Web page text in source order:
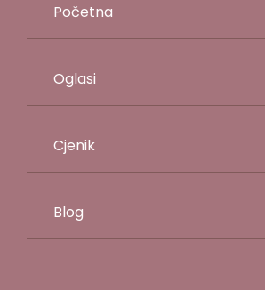
Početna
Oglasi
Cjenik
Blog